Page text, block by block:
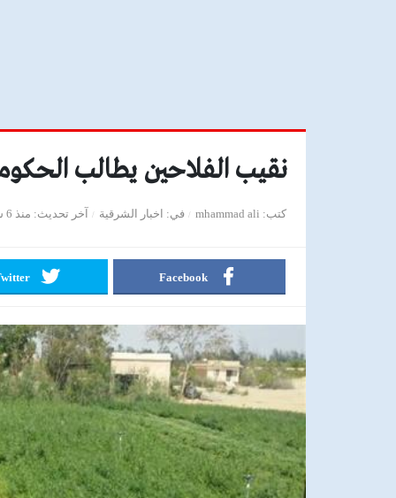
نقيب الفلاحين يطالب
كتب mhammad ali في اخبار الشرقية آخر تحديث منذ 6 سنوات
Facebook